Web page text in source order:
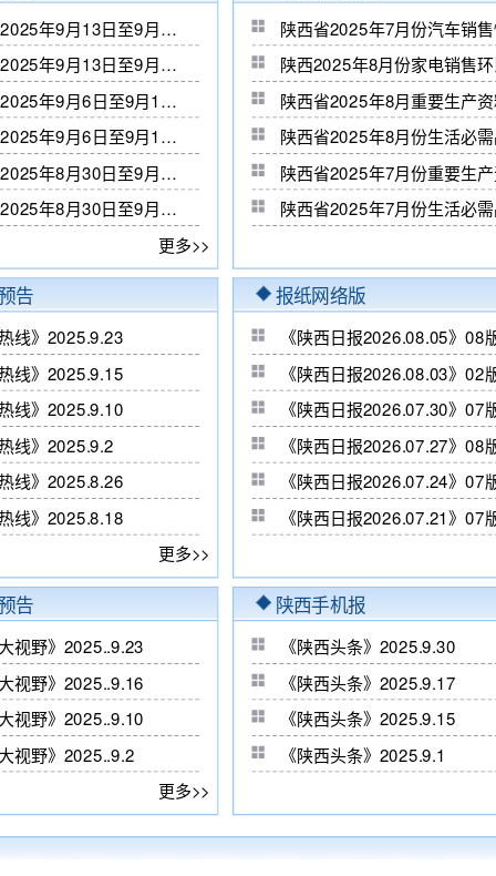
陕西省2025年9月13日至9月19日重要生产资料市场运行分析
陕西省2025年9月13日至9月19日生活必需品市场运行分析
陕西省2025年9月6日至9月12日重要生产资料市场运行分析
陕西省2025年9月6日至9月12日生活必需品市场运行分析
陕西省2025年8月30日至9月5日重要生产资料市场运行分析
陕西省2025年8月30日至9月5日生活必需品市场运行分析
更多>>
告
线》2025.9.23
线》2025.9.15
线》2025.9.10
线》2025.9.2
线》2025.8.26
线》2025.8.18
更多>>
告
视野》2025..9.23
视野》2025..9.16
视野》2025..9.10
视野》2025..9.2
更多>>
陕西省2025年7月份汽车销
陕西2025年8月份家电销售
陕西省2025年8月重要生产
陕西省2025年8月份生活必
陕西省2025年7月份重要生
陕西省2025年7月份生活必
报纸网络版
《陕西日报2026.08.05》
《陕西日报2026.08.03》
《陕西日报2026.07.30》07
《陕西日报2026.07.27》
《陕西日报2026.07.24》07
《陕西日报2026.07.21》07
陕西手机报
《陕西头条》2025.9.30
《陕西头条》2025.9.17
《陕西头条》2025.9.15
《陕西头条》2025.9.1